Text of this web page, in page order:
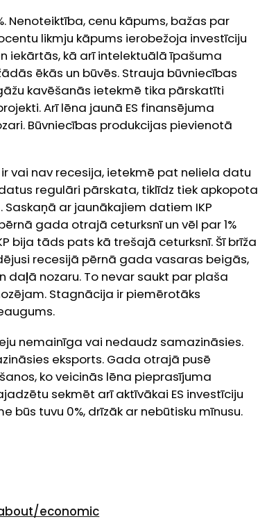
Nenoteiktība, cenu kāpums, bažas par
likmju kāpums ierobežoja investīciju
iekārtās, kā arī intelektuālā īpašuma
ēkās un būvēs. Strauja būvniecības
kavēšanās ietekmē tika pārskatīti
Arī lēna jaunā ES finansējuma
Būvniecības produkcijas pievienotā
vai nav recesija, ietekmē pat neliela datu
regulāri pārskata, tiklīdz tiek apkopota
ar jaunākajiem datiem IKP
gada otrajā ceturksnī un vēl par 1%
bija tāds pats kā trešajā ceturksnī. Šī brīža
recesijā pērnā gada vasaras beigās,
daļā nozaru. To nevar saukt par plaša
Stagnācija ir piemērotāks
nemainīga vai nedaudz samazināsies.
eksports. Gada otrajā pusē
ko veicinās lēna pieprasījuma
sekmēt arī aktīvākai ES investīciju
būs tuvu 0%, drīzāk ar nebūtisku mīnusu.
economic